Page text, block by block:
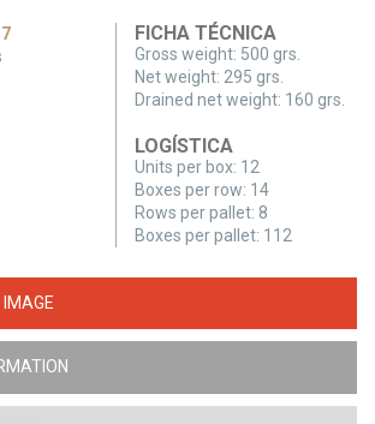
FICHA TÉCNICA
Gross weight: 500 grs.
Net weight: 295 grs.
Drained net weight: 160 grs.
LOGÍSTICA
Units per box: 12
Boxes per row: 14
Rows per pallet: 8
Boxes per pallet: 112
IMAGE